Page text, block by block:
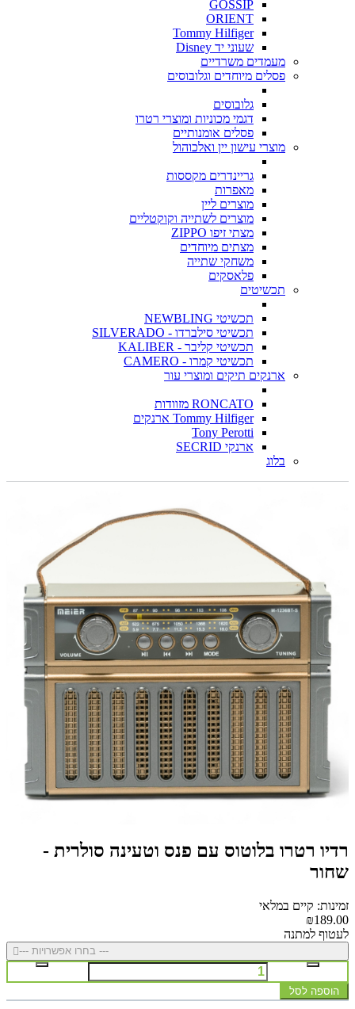
GOSSIP
ORIENT
Tommy Hilfiger
שעוני יד Disney
מעמדים משרדיים
פסלים מיוחדים וגלובוסים
גלובוסים
דגמי מכוניות ומוצרי רטרו
פסלים אומנותיים
מוצרי עישון יין ואלכוהול
גריינדרים מקססות
מאפרות
מוצרים ליין
מוצרים לשתייה וקוקטליים
מצתי זיפו ZIPPO
מצתים מיוחדים
משחקי שתייה
פלאסקים
תכשיטים
תכשיטי NEWBLING
תכשיטי סילברדו - SILVERADO
תכשיטי קליבר - KALIBER
תכשיטי קמרו - CAMERO
ארנקים תיקים ומוצרי עור
RONCATO מזוודות
Tommy Hilfiger ארנקים
Tony Perotti
ארנקי SECRID
בלוג
רדיו רטרו בלוטוס עם פנס וטעינה סולרית -
שחור
זמינות: קיים במלאי
₪189.00
לעטוף למתנה
--- בחרו אפשרויות ---
הוספה לסל